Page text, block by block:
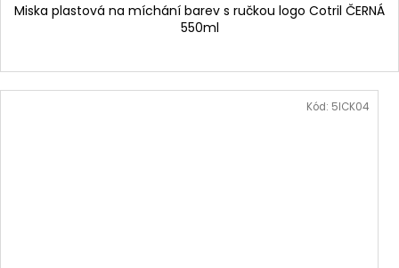
Miska plastová na míchání barev s ručkou logo Cotril ČERNÁ
550ml
Kód: 5ICK04